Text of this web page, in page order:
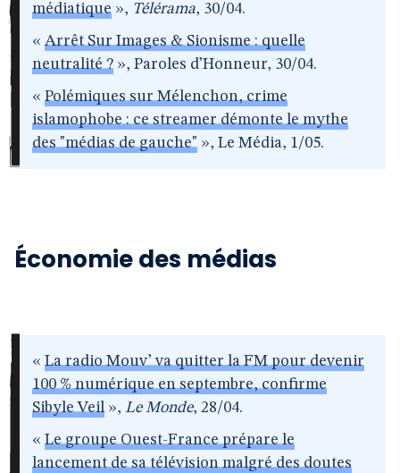
médiatique », Télérama, 30/04.
« Arrêt Sur Images & Sionisme : quelle
neutralité ? », Paroles d’Honneur, 30/04.
« Polémiques sur Mélenchon, crime
islamophobe : ce streamer démonte le mythe
des "médias de gauche" », Le Média, 1/05.
Économie des médias
« La radio Mouv’ va quitter la FM pour devenir
100 % numérique en septembre, confirme
Sibyle Veil », Le Monde, 28/04.
« Le groupe Ouest-France prépare le
lancement de sa télévision malgré des doutes